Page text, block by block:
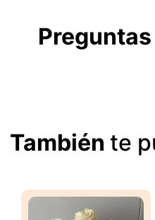
Preguntas
También te